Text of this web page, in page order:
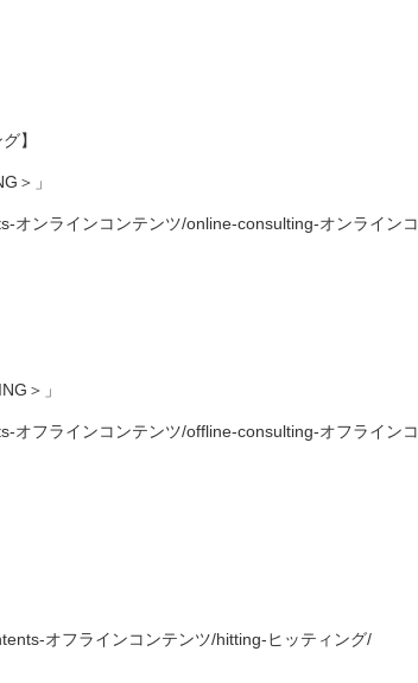
】
＞」
ンラインコンテンツ/online-consulting-オンラインコ
＞」
フラインコンテンツ/offline-consulting-オフラインコ
オフラインコンテンツ/hitting-ヒッティング/